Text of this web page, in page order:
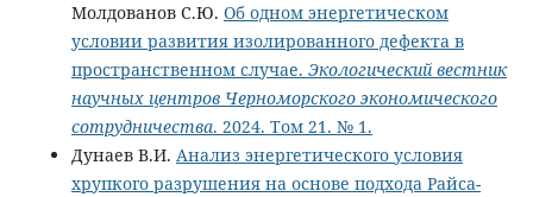
Молдованов С.Ю. Об одном энергетическом
условии развития изолированного дефекта в
пространственном случае. Экологический вестник
научных центров Черноморского экономического
сотрудничества. 2024. Том 21. № 1.
Дунаев В.И. Анализ энергетического условия
хрупкого разрушения на основе подхода Райса-